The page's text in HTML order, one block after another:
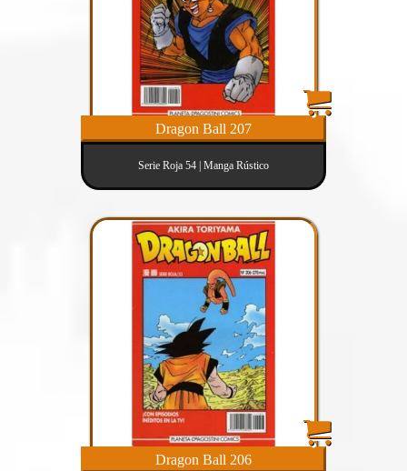
Dragon Ball 207
Serie Roja 54 | Manga Rústico
Dragon Ball 206